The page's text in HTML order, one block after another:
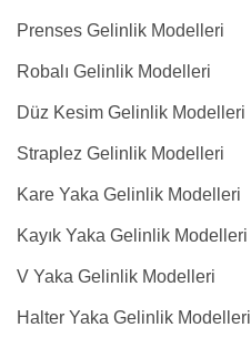
Prenses Gelinlik Modelleri
Robalı Gelinlik Modelleri
Düz Kesim Gelinlik Modelleri
Straplez Gelinlik Modelleri
Kare Yaka Gelinlik Modelleri
Kayık Yaka Gelinlik Modelleri
V Yaka Gelinlik Modelleri
Halter Yaka Gelinlik Modelleri